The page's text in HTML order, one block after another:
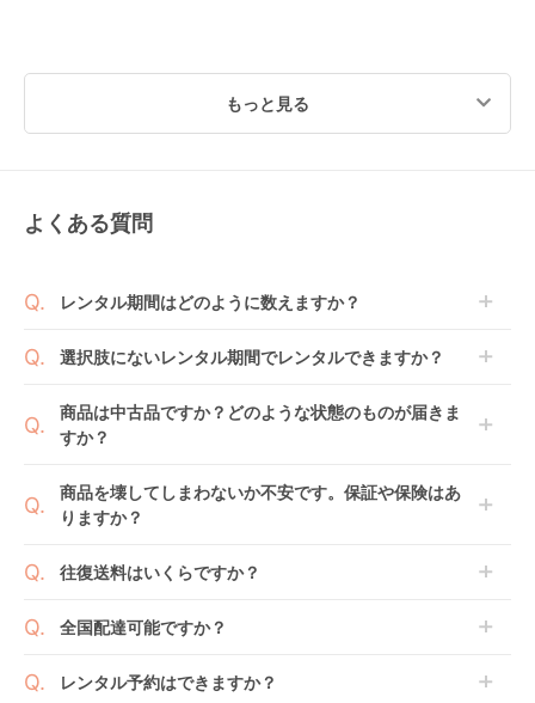
もっと見る
よくある質問
レンタル期間はどのように数えますか？
開始日1日目となります。
日までに配送業者（佐川急便）に商品の引渡しとなり
ます。
選択肢にないレンタル期間でレンタルできますか？
間の利用が可能です。
例えば4ヶ月の場合、3ヶ月レンタル＋1ヶ月延長とし
の上で、早期にご返却ください。
商品は中古品ですか？どのような状態のものが届きま
すか？
のもございます。
新品商品はメーカーから仕入れた状態のものをお送り
走行テストを行う場合がございます。
となる場合がございます。その際、メーカーの都合に
場合や、在庫切れによりご注文をキャンセルさせてい
商品を壊してしまわないか不安です。保証や保険はあ
りますか？
おります。
ョンをご購入ください。
詳しくはこちらをご確認ください。
往復送料はいくらですか？
へ入れ、カートページから住所を入力すると送料が確
全国配達可能ですか？
※空港への配達はご対応できかねますのであらかじめ
レンタル予約はできますか？